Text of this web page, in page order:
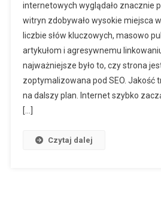
internetowych wyglądało znacznie
witryn zdobywało wysokie miejsca
liczbie słów kluczowych, masowo
artykułom i agresywnemu
najważniejsze było to, czy strona
zoptymalizowana pod SEO. Jakość
na dalszy plan. Internet szybko
[…]
Czytaj dalej